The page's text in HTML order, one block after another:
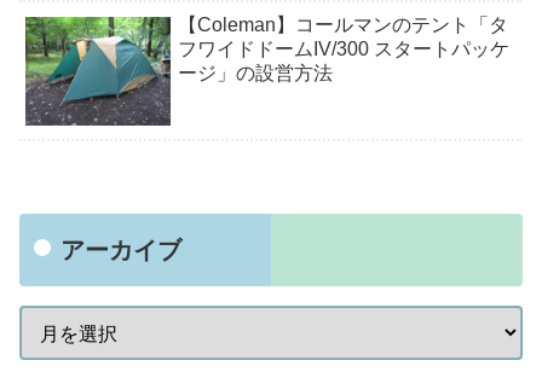
【Coleman】コールマンのテント「タ
フワイドドームIV/300 スタートパッケ
ージ」の設営方法
アーカイブ